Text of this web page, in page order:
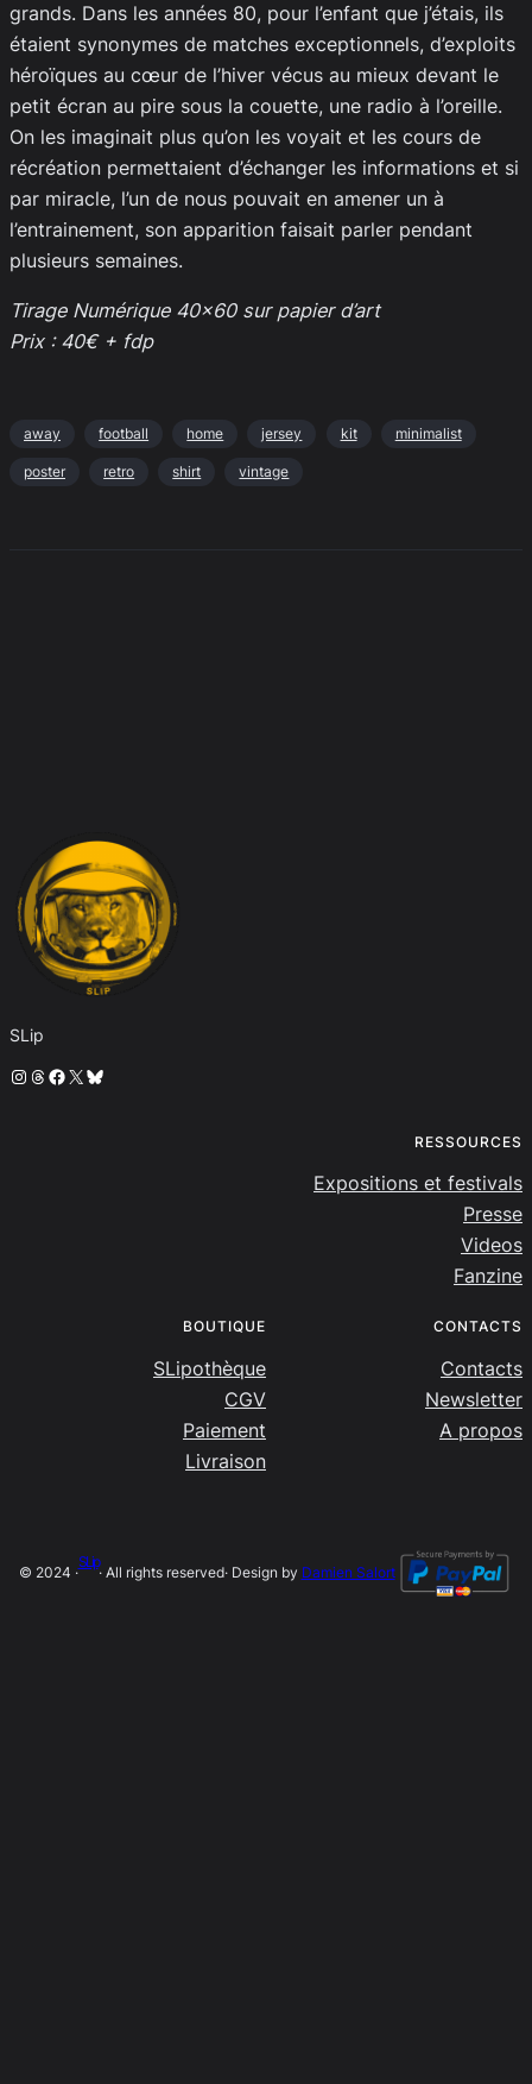
grands. Dans les années 80, pour l’enfant que j’étais, ils
étaient synonymes de matches exceptionnels, d’exploits
héroïques au cœur de l’hiver vécus au mieux devant le
petit écran au pire sous la couette, une radio à l’oreille.
On les imaginait plus qu’on les voyait et les cours de
récréation permettaient d’échanger les informations et si
par miracle, l’un de nous pouvait en amener un à
l’entrainement, son apparition faisait parler pendant
plusieurs semaines.
Tirage Numérique 40×60 sur papier d’art
Prix : 40€ + fdp
away football home jersey kit minimalist
poster retro shirt vintage
SLip
Instagram
Threads
Facebook
X Bluesky
RESSOURCES
Expositions et festivals
Presse
Videos
Fanzine
BOUTIQUE
SLipothèque
CGV
Paiement
Livraison
CONTACTS
Contacts
Newsletter
A propos
© 2024 ·
SLip
· All rights reserved· Design by Damien Salort